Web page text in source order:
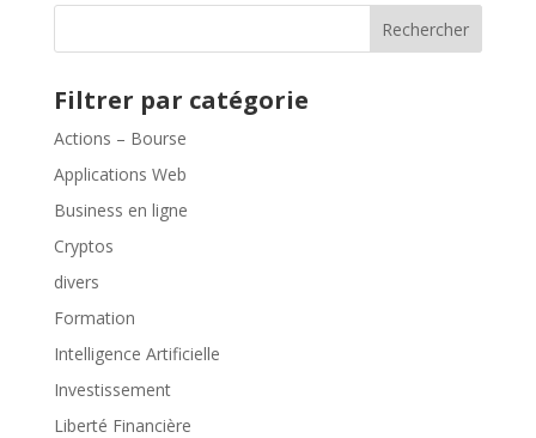
Rechercher
Filtrer par catégorie
Actions – Bourse
Applications Web
Business en ligne
Cryptos
divers
Formation
Intelligence Artificielle
Investissement
Liberté Financière